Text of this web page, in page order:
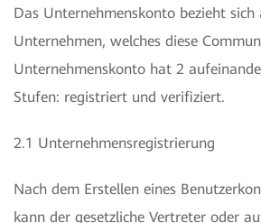
Das Unternehmenskonto bezieht sich
Unternehmen, welches diese
Unternehmenskonto hat 2
Stufen: registriert und verifiziert.
2.1 Unternehmensregistrierung
Nach dem Erstellen eines
kann der gesetzliche Vertreter oder